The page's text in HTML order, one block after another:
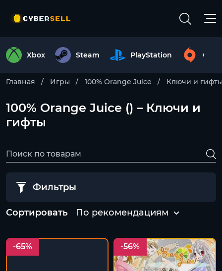
Xbox Steam PlayStation
Главная Игры 100% Orange Juice Ключи и
100% Orange Juice () – Ключи и
гифты
Фильтры
Сортировать По рекомендациям
-65% -56%